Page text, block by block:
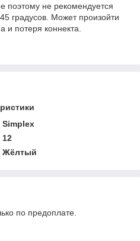
поэтому не рекомендуется
градусов. Может произойти
и потеря коннекта.
Simplex
12
Жёлтый
по предоплате.